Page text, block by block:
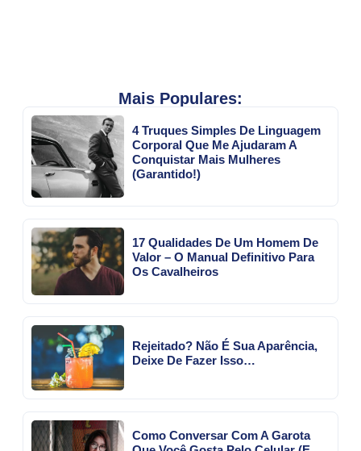
Mais Populares:
4 Truques Simples De Linguagem
Corporal Que Me Ajudaram A
Conquistar Mais Mulheres
(Garantido!)
17 Qualidades De Um Homem De
Valor – O Manual Definitivo Para
Os Cavalheiros
Rejeitado? Não É Sua Aparência,
Deixe De Fazer Isso…
Como Conversar Com A Garota